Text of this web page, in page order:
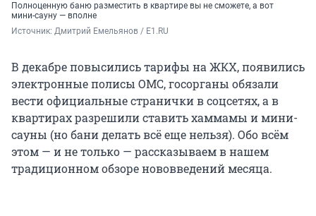
Полноценную баню разместить в квартире вы не сможете, а вот
мини-сауну — вполне
Источник: Дмитрий Емельянов / E1.RU
В декабре повысились тарифы на ЖКХ, появились
электронные полисы ОМС, госорганы обязали
вести официальные странички в соцсетях, а в
квартирах разрешили ставить хаммамы и мини-
сауны (но бани делать всё еще нельзя). Обо всём
этом — и не только — рассказываем в нашем
традиционном обзоре нововведений месяца.